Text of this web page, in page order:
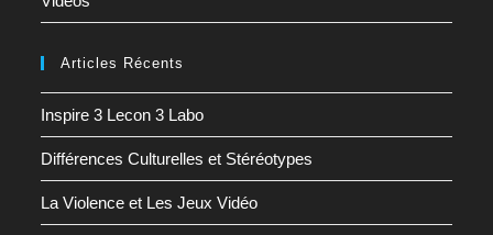
Articles Récents
Inspire 3 Lecon 3 Labo
Différences Culturelles et Stéréotypes
La Violence et Les Jeux Vidéo